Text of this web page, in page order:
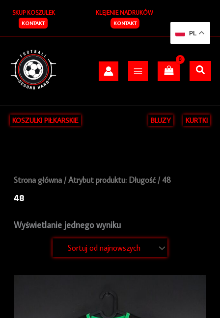
treści
SKUP KOSZULEK
KONTAKT
KLEJENIE NADRUKÓW
KONTAKT
KOSZULKI PIŁKARSKIE BLUZY KURTKI
u
Strona główna/ Atrybut produktu: Długość / 48
48
Wyświetlanie jednego wyniku
PL